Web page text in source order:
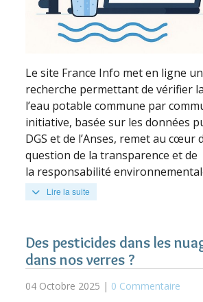
Le site France Info met en ligne
recherche permettant de vérifier
l’eau potable commune par
initiative, basée sur les données
DGS et de l’Anses, remet au cœur
question de la transparence et de
la responsabilité
Lire la suite
Des pesticides dans les
dans nos verres ?
04 Octobre 2025 | 0 Commentaire